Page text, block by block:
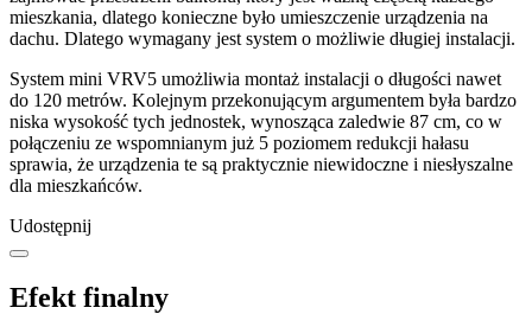
mieszkania, dlatego konieczne było umieszczenie urządzenia na
dachu. Dlatego wymagany jest system o możliwie długiej instalacji.
System mini VRV5 umożliwia montaż instalacji o długości nawet
do 120 metrów. Kolejnym przekonującym argumentem była bardzo
niska wysokość tych jednostek, wynosząca zaledwie 87 cm, co w
połączeniu ze wspomnianym już 5 poziomem redukcji hałasu
sprawia, że urządzenia te są praktycznie niewidoczne i niesłyszalne
dla mieszkańców.
Udostępnij
Efekt finalny